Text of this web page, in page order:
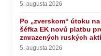
5. augusta 2026
Po „zverskom“ útoku
šéfka EK novú platbu
zmrazených ruských
5. augusta 2026